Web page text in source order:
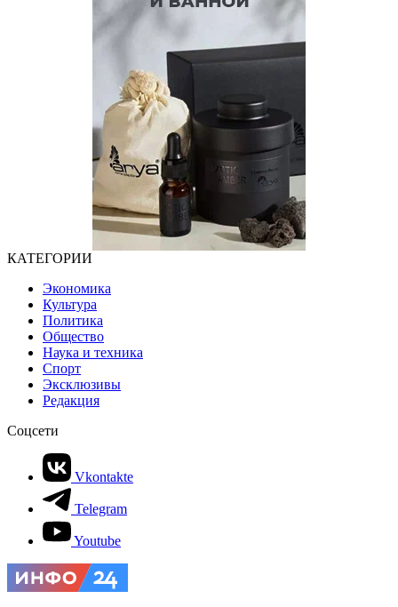
КАТЕГОРИИ
Экономика
Культура
Политика
Общество
Наука и техника
Спорт
Эксклюзивы
Редакция
Соцсети
Vkontakte
Telegram
Youtube